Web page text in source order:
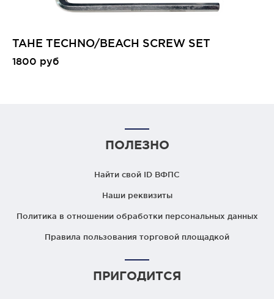
TAHE TECHNO/BEACH SCREW SET
1800 руб
ПОЛЕЗНО
Найти свой ID ВФПС
Наши реквизиты
Политика в отношении обработки персональных данных
Правила пользования торговой площадкой
ПРИГОДИТСЯ